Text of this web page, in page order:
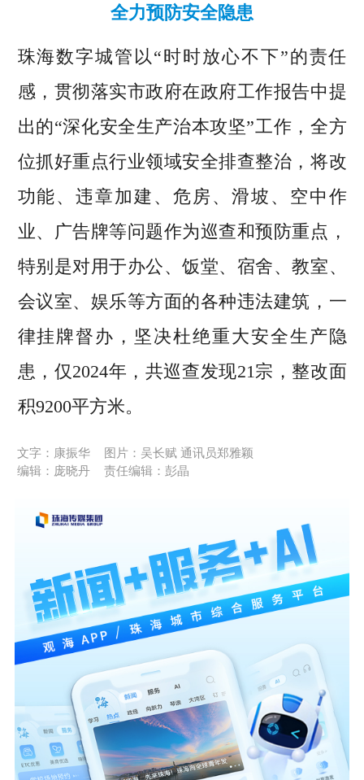
全力预防安全隐患
珠海数字城管以“时时放心不下”的责任
感，贯彻落实市政府在政府工作报告中提
出的“深化安全生产治本攻坚”工作，全方
位抓好重点行业领域安全排查整治，将改
功能、违章加建、危房、滑坡、空中作
业、广告牌等问题作为巡查和预防重点，
特别是对用于办公、饭堂、宿舍、教室、
会议室、娱乐等方面的各种违法建筑，一
律挂牌督办，坚决杜绝重大安全生产隐
患，仅2024年，共巡查发现21宗，整改面
积9200平方米。
文字：康振华
图片：吴长赋 通讯员郑雅颖
编辑：庞晓丹
责任编辑：彭晶